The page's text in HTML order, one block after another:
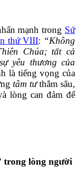
mạnh trong Sứ
thứ VIII: “Không
Chúa; tất cả
yêu thương của
là tiếng vọng của
tâm tưthẳm sâu,
lòng can đảm để
trong lòng người